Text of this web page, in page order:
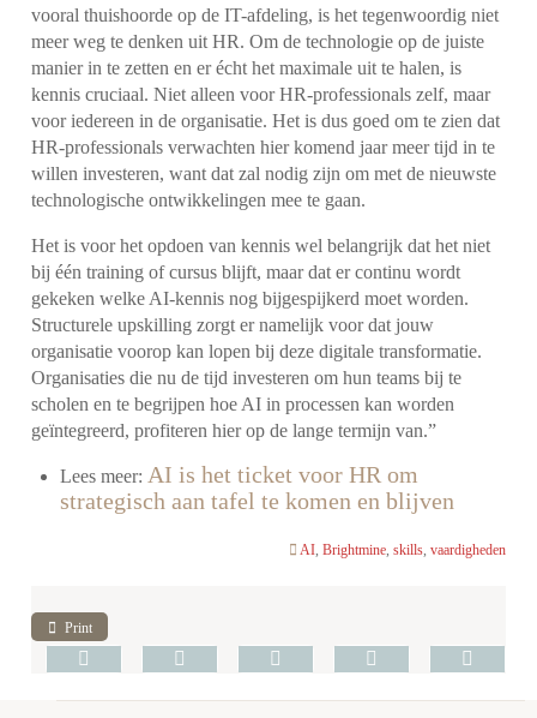
vooral thuishoorde op de IT-afdeling, is het tegenwoordig niet
meer weg te denken uit HR. Om de technologie op de juiste
manier in te zetten en er écht het maximale uit te halen, is
kennis cruciaal. Niet alleen voor HR-professionals zelf, maar
voor iedereen in de organisatie. Het is dus goed om te zien dat
HR-professionals verwachten hier komend jaar meer tijd in te
willen investeren, want dat zal nodig zijn om met de nieuwste
technologische ontwikkelingen mee te gaan.
Het is voor het opdoen van kennis wel belangrijk dat het niet
bij één training of cursus blijft, maar dat er continu wordt
gekeken welke AI-kennis nog bijgespijkerd moet worden.
Structurele upskilling zorgt er namelijk voor dat jouw
organisatie voorop kan lopen bij deze digitale transformatie.
Organisaties die nu de tijd investeren om hun teams bij te
scholen en te begrijpen hoe AI in processen kan worden
geïntegreerd, profiteren hier op de lange termijn van.”
Lees meer: AI is het ticket voor HR om
strategisch aan tafel te komen en blijven
AI, Brightmine, skills, vaardigheden
Print